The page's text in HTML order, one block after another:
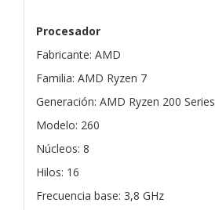
Procesador
Fabricante: AMD
Familia: AMD Ryzen 7
Generación: AMD Ryzen 200 Series
Modelo: 260
Núcleos: 8
Hilos: 16
Frecuencia base: 3,8 GHz